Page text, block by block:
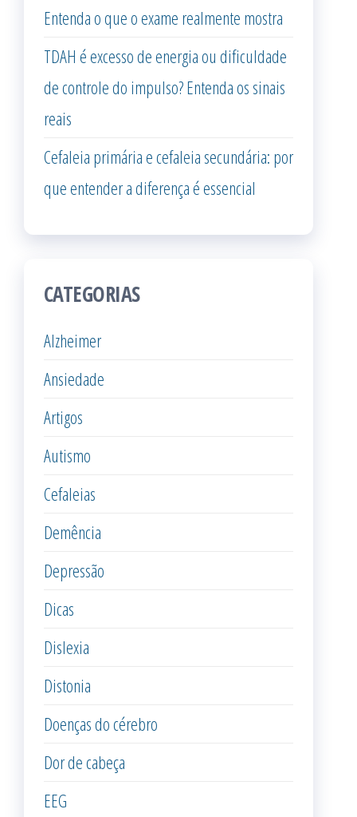
Entenda o que o exame realmente mostra
TDAH é excesso de energia ou dificuldade
de controle do impulso? Entenda os sinais
reais
Cefaleia primária e cefaleia secundária: por
que entender a diferença é essencial
CATEGORIAS
Alzheimer
Ansiedade
Artigos
Autismo
Cefaleias
Demência
Depressão
Dicas
Dislexia
Distonia
Doenças do cérebro
Dor de cabeça
EEG